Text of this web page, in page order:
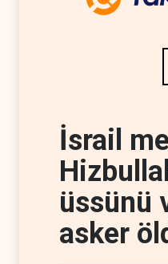
İsrail
üssünü
asker